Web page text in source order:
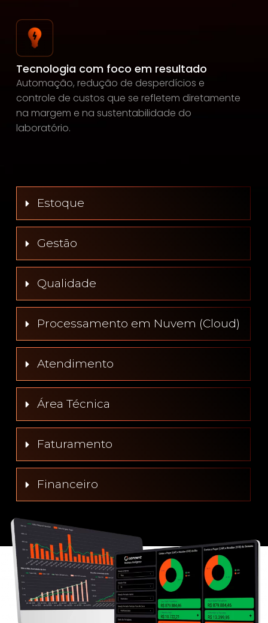
Tecnologia com foco em resultado
Automação, redução de desperdícios e
controle de custos que se refletem diretamente
na margem e na sustentabilidade do
laboratório.
Estoque
Gestão
Qualidade
Processamento em Nuvem (Cloud)
Atendimento
Área Técnica
Faturamento
Financeiro